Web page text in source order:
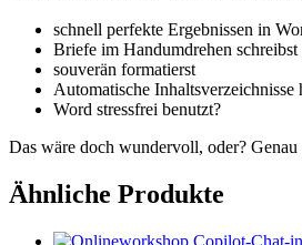
schnell perfekte Ergebnissen in
Briefe im Handumdrehen schreibst
souverän formatierst
Automatische Inhaltsverzeichnisse
Word stressfrei benutzt?
Das wäre doch wundervoll, oder?
Ähnliche Produkte